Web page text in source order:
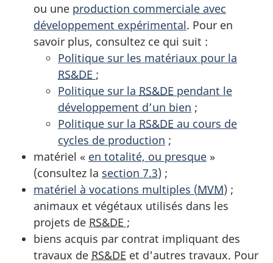
ou une production commerciale avec
développement expérimental. Pour en
savoir plus, consultez ce qui suit :
Politique sur les matériaux pour la
RS&DE ;
Politique sur la RS&DE pendant le
développement d’un bien ;
Politique sur la RS&DE au cours de
cycles de production ;
matériel « en totalité, ou presque »
(consultez la section 7.3) ;
matériel à vocations multiples (MVM) ;
animaux et végétaux utilisés dans les
projets de RS&DE ;
biens acquis par contrat impliquant des
travaux de RS&DE et d'autres travaux. Pour